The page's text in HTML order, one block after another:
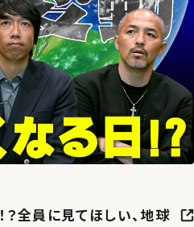
？全員に見てほしい、地球